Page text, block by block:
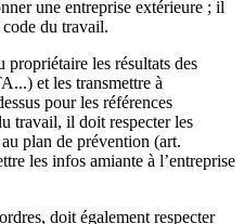
une entreprise extérieure ; il
du travail.
les résultats des
et les transmettre à
pour les références
travail, il doit respecter les
plan de prévention (art.
les infos amiante à l’entreprise
doit également respecter